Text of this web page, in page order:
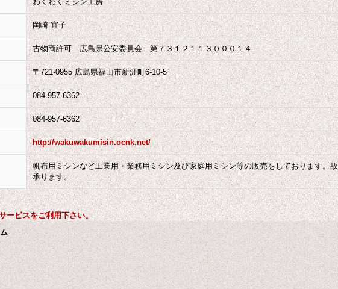
岡崎 宜子
古物商許可 広島県公安委員会 第７３１２１１３０００１４
〒721-0955 広島県福山市新涯町6-10-5
084-957-6362
084-957-6362
http://wakuwakumisin.ocnk.net/
帆布用ミシンなど工業用・業務用ミシン及び家庭用ミシン等の販売をしております。
承ります。
ービスをご利用下さい。